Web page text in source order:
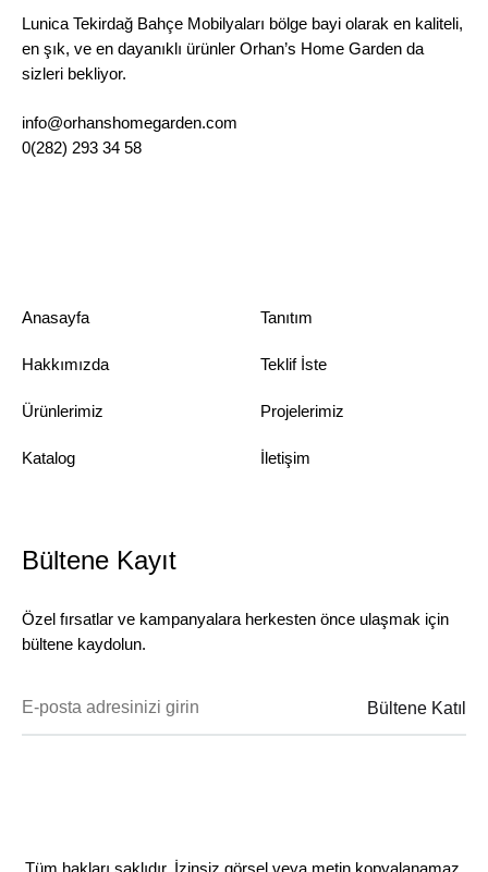
Lunica Tekirdağ Bahçe Mobilyaları bölge bayi olarak en kaliteli,
en şık, ve en dayanıklı ürünler Orhan’s Home Garden da
sizleri bekliyor.
info@orhanshomegarden.com
0(282) 293 34 58
Anasayfa
Hakkımızda
Ürünlerimiz
Katalog
Tanıtım
Teklif İste
Projelerimiz
İletişim
Bültene Kayıt
Özel fırsatlar ve kampanyalara herkesten önce ulaşmak için
bültene kaydolun.
Tüm hakları saklıdır. İzinsiz görsel veya metin kopyalanamaz.